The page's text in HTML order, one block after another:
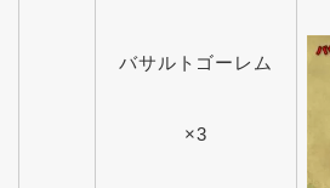
バサルトゴーレム
×3